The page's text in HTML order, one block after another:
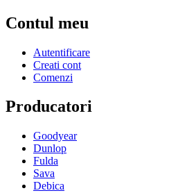
Contul meu
Autentificare
Creati cont
Comenzi
Producatori
Goodyear
Dunlop
Fulda
Sava
Debica